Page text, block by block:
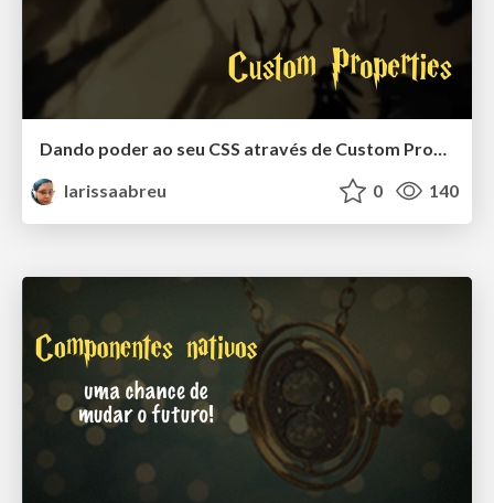
Dando poder ao seu CSS através de Custom Properties
larissaabreu
0 140